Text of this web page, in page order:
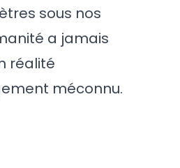
sous nos
a jamais
réalité
méconnu.